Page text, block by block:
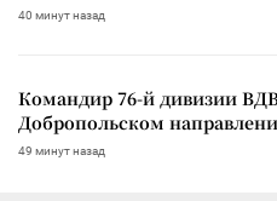
40 минут назад
Командир 76-й дивизии
Добропольском
49 минут назад